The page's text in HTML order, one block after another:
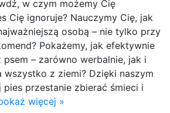
w czym możemy Cię
Cię ignoruje? Nauczymy Cię, jak
osobą – nie tylko przy
Pokażemy, jak efektywnie
– zarówno werbalnie, jak i
wszystko z ziemi? Dzięki naszym
przestanie zbierać śmieci i
więcej »